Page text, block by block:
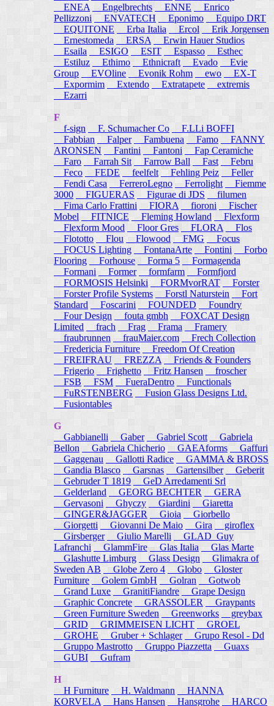
ENEA
Engelbrechts ENNE
Enrico
Pellizzoni ENVATECH Eponimo
Equipo DRT
EQUITONE
Erba Italia Ercol
Erik Jorgensen
Ernestomeda
ERSA
Erwin Hauer Studios
Esaila
ESIGO ESIT Espasso
Esthec
Estiluz
Ethimo Ethnicraft Evado
Evie
Group
EVOline Evonik Rohm ewo
EX-T
Expormim
Extendo Extratapete
extremis
Ezarri
F
f-sign
F. Schumacher Co
F.LLi BOFFI
Fabbian
Falper Fambuena Famo
FANNY
ARONSEN
Fantini Fantoni
Fap Ceramiche
Faro
Farrah Sit Farrow Ball Fast
Febru
Feco
FEDE feelfelt Fehling Peiz
Feller
Fendi Casa
FerreroLegno Ferrolight
Fiemme
3000
FIGUERAS Figurae di JDS
filumen
Fima Carlo Frattini
FIORA fioroni
Fischer
Mobel
FITNICE Fleming Howland
Flexform
Flexform Mood
Floor Gres FLORA
Flos
Flototto
Flou Flowood FMG
Focus
FOCUS Lighting
FontanaArte Fontini
Forbo
Flooring
Forhouse Forma 5
Formagenda
Formani
Former formfarm
Formfjord
FORMOSIS Helsinki
FORMvorRAT
Forster
Forster Profile Systems
Forstl Naturstein
Fort
Standard
Foscarini FOUNDED
Foundry
Four Design
fouta gmbh
FOXCAT Design
Limited
frach Frag Frama
Framery
fraubrunnen
frauMaier.com
Frech Collection
Fredericia Furniture
Freedom Of Creation
FREIFRAU
FREZZA
Friends & Founders
Frigerio
Frighetto Fritz Hansen
froscher
FSB
FSM FueraDentro
Functionals
FuRSTENBERG
Fusion Glass Designs Ltd.
Fusiontables
G
Gabbianelli
Gaber Gabriel Scott
Gabriela
Bellon
Gabriela Chicherio GAEAforms
Gaffuri
Gaggenau
Gallotti Radice
GAMMA & BROSS
Gandia Blasco
Garsnas Gartensilber
Geberit
Gebruder T 1819
GeD Arredamenti Srl
Gelderland
GEORG BECHTER
GERA
Gervasoni
Ghyczy Giardini
Giaretta
GINGER&JAGGER
Gioia
Giorbello
Giorgetti
Giovanni De Maio Gira
giroflex
Girsberger
Giulio Marelli
GLAD_Guy
Lafranchi
GlammFire Glas Italia
Glas Marte
Glashutte Limburg
Glass Design
Glimakra of
Sweden AB
Globe Zero 4 Globo
Gloster
Furniture
Golem GmbH Golran
Gotwob
Grand Luxe
GranitiFiandre
Grape Design
Graphic Concrete
GRASSOLER
Graypants
Green Furniture Sweden
Greenworks
greybax
GRID
GRIMMEISEN LICHT
GROEL
GROHE
Gruber + Schlager
Grupo Resol - Dd
Gruppo Mastrotto
Gruppo Piazzetta
Guaxs
GUBI
Gufram
H
H Furniture
H. Waldmann
HANNA
KORVELA
Hans Hansen Hansgrohe HARCO